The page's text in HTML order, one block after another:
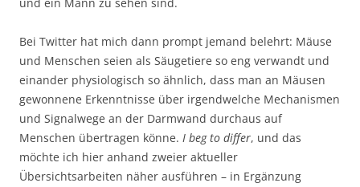
und ein Mann zu sehen sind.
Bei Twitter hat mich dann prompt jemand belehrt: Mäuse
und Menschen seien als Säugetiere so eng verwandt und
einander physiologisch so ähnlich, dass man an Mäusen
gewonnene Erkenntnisse über irgendwelche Mechanismen
und Signalwege an der Darmwand durchaus auf
Menschen übertragen könne. I beg to differ, und das
möchte ich hier anhand zweier aktueller
Übersichtsarbeiten näher ausführen – in Ergänzung